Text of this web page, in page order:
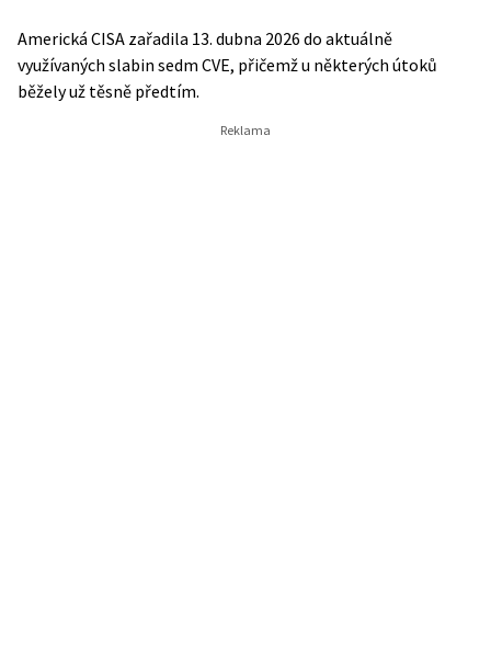
Americká CISA zařadila 13. dubna 2026 do aktuálně
využívaných slabin sedm CVE, přičemž u některých útoků
běžely už těsně předtím.